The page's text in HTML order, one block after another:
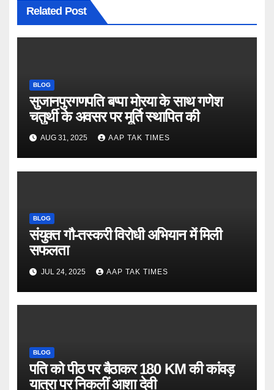
Related Post
BLOG
सुजानपुरगणपति बप्पा मोरया के साथ गणेश
चतुर्थी के अवसर पर मूर्ति स्थापित की
AUG 31, 2025 AAP TAK TIMES
BLOG
संयुक्त गौ-तस्करी विरोधी अभियान में मिली
सफलता
JUL 24, 2025 AAP TAK TIMES
BLOG
पति को पीठ पर बैठाकर 180 KM की कांवड़
यात्रा पर निकलीं आशा देवी